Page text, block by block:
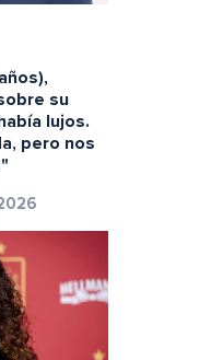
su
lujos.
pero nos